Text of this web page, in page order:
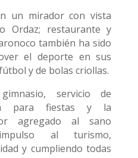
un mirador con vista
Ordaz; restaurante y
también ha sido
el deporte en sus
y de bolas criollas.
servicio de
para fiestas y la
agregado al sano
al turismo,
y cumpliendo todas